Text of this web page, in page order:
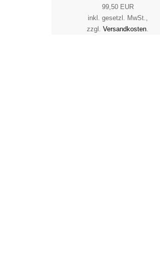
99,50 EUR
inkl. gesetzl. MwSt.,
zzgl. Versandkosten.